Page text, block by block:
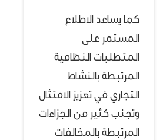
كما يساعد الاطلاع
المستمر على
المتطلبات النظامية
المرتبطة بالنشاط
التجاري في تعزيز الامتثال
وتجنب كثير من الجزاءات
المرتبطة بالمخالفات